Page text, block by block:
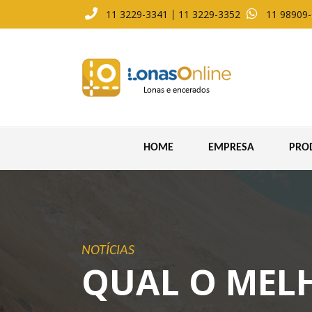
11 3229-3341 11 3229-3352 11
HOME EMPRESA
NOTÍCIAS
QUAL O